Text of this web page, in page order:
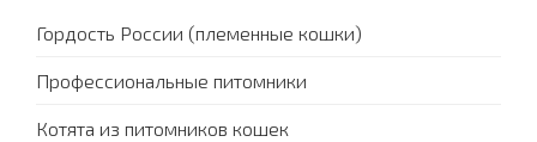
Гордость России (племенные кошки)
Профессиональные питомники
Котята из питомников кошек